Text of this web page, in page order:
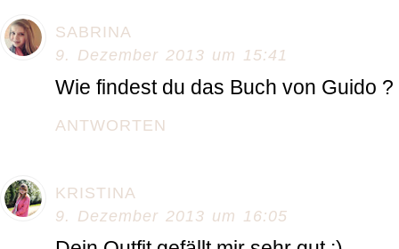
SABRINA
9. Dezember 2013 um 15:41
Wie findest du das Buch von Guido ?
ANTWORTEN
KRISTINA
9. Dezember 2013 um 16:05